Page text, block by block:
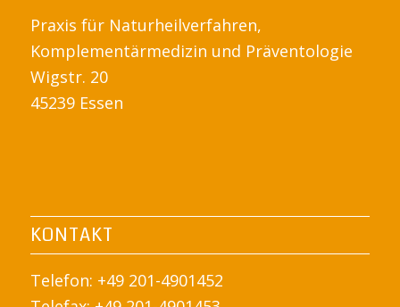
Praxis für Naturheilverfahren,
Komplementärmedizin und Präventologie
Wigstr. 20
45239 Essen
KONTAKT
Telefon: +49 201-4901452